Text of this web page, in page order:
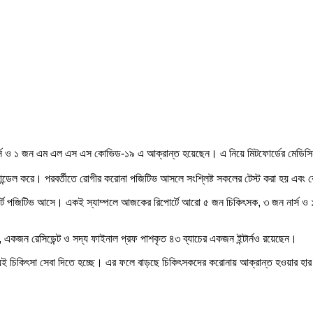
১ জন এম এল এস এস কোভিড-১৯ এ আক্রান্ত হয়েছেন। এ নিয়ে মিটফোর্ডের মেডিসিন,
করে। পরবর্তীতে রোগীর করোনা পজিটিভ আসলে সংশ্লিষ্ট সকলের টেস্ট করা হয় এবং
পজিটিভ আসে। একই স্যাম্পলে আজকের রিপোর্টে আরো ৫ জন চিকিৎসক, ৩ জন নার্স
রেসিডেন্ট ও সদ্য ফাইনাল প্রফ পাশকৃত ৪৩ ব্যাচের একজন ইন্টার্নও রয়েছেন।
সেবা দিতে হচ্ছে। এর ফলে বাড়ছে চিকিৎসকদের করোনায় আক্রান্ত হওয়ার